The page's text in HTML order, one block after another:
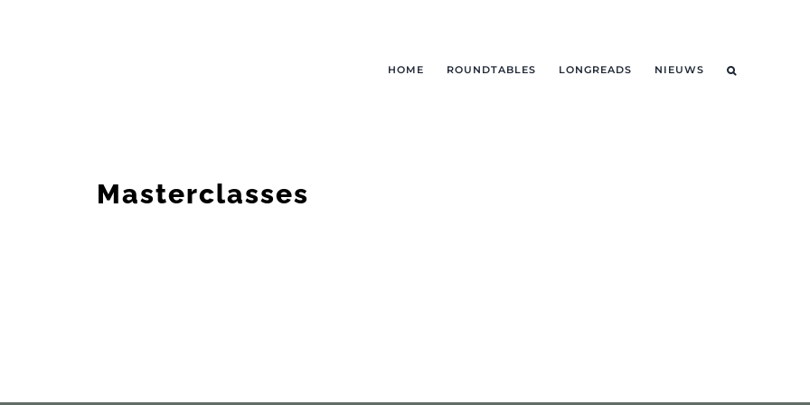
HOME ROUNDTABLES LONGREADS NIEUWS
Masterclasses